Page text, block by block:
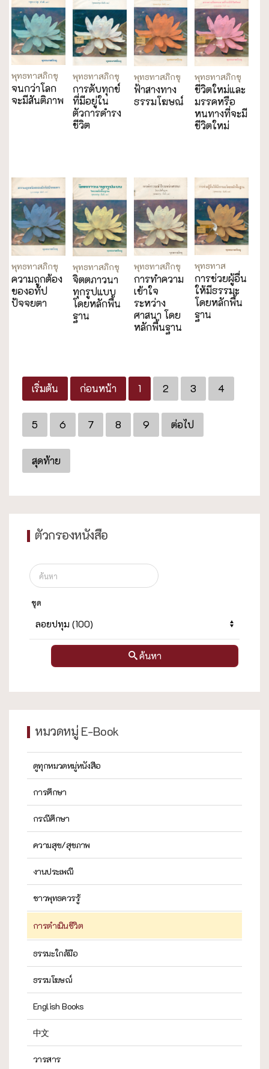
พุทธทาสภิกขุ
จนกว่าโลก
จะมีสันติภาพ
พุทธทาสภิกขุ
การดับทุกข์
ที่มีอยู่ใน
ตัวการดำรง
ชีวิต
พุทธทาสภิกขุ
ฟ้าสางทาง
ธรรมโฆษณ์
พุทธทาสภิกขุ
ขีวิตใหม่และ
มรรคหรือ
หนทางที่จะมี
ชีวิตใหม่
พุทธทาสภิกขุ
ความถูกต้อง
ของอทัป
ปัจจยตา
พุทธทาสภิกขุ
จิตตภาวนา
ทุกรูปแบบ
โดยหลักพื้น
ฐาน
พุทธทาสภิกขุ
การทำความ
เข้าใจ
ระหว่าง
ศาสนา โดย
หลักพื้นฐาน
พุทธทาส
การช่วยผู้อื่น
ให้มีธรรมะ
โดยหลักพื้น
ฐาน
เริ่มต้น ก่อนหน้า 1 2 3 4
5 6 7 8 9 ต่อไป
สุดท้าย
ตัวกรองหนังสือ
ชุด
ค้นหา
หมวดหมู่ E-Book
ดูทุกหมวดหมู่หนังสือ
การศึกษา
กรณีศึกษา
ความสุข/สุขภาพ
งานประเพณี
ชาวพุทธควรรู้
การดำเนินชีวิต
ธรรมะใกล้มือ
ธรรมโฆษณ์
English Books
中文
วารสาร